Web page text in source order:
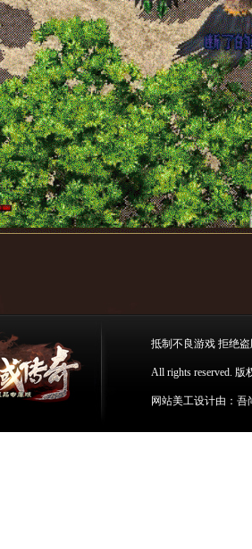
抵制不良游戏 拒绝
All rights reserved.
网站美工设计由：吾